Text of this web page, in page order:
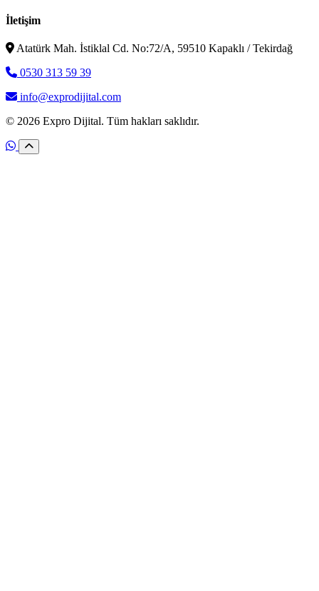
İletişim
Atatürk Mah. İstiklal Cd. No:72/A, 59510 Kapaklı / Tekirdağ
0530 313 59 39
info@exprodijital.com
© 2026 Expro Dijital. Tüm hakları saklıdır.